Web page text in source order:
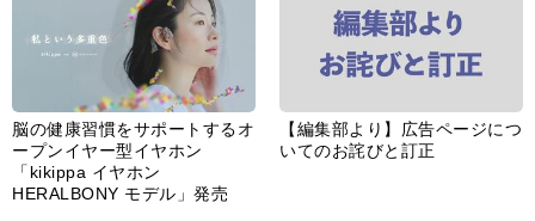
脳の健康習慣をサポートするオ
ープンイヤー型イヤホン
「kikippa イヤホン
HERALBONY モデル」発売
【編集部より】広告ページにつ
いてのお詫びと訂正